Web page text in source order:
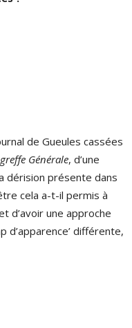
de Gueules cassées
Générale, d’une
dérision présente dans
cela a-t-il permis à
d’avoir une approche
d’apparence’ différente,